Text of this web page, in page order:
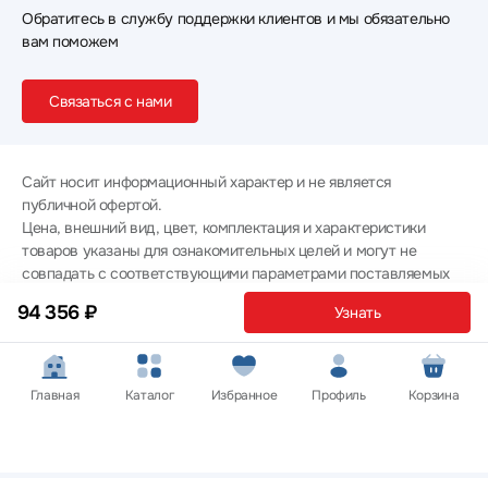
94 356 ₽ Узнать
Обратитесь в службу поддержки клиентов и мы обязательно
вам поможем
Связаться с нами
Сайт носит информационный характер и не является
публичной офертой.
Цена, внешний вид, цвет, комплектация и характеристики
товаров указаны для ознакомительных целей и могут не
совпадать с соответствующими параметрами поставляемых
товаров - уточняйте информацию у менеджера при
оформлении заказа.
Политика конфиденциальности
© 2012 — 2026 ООО «Эпл Тэк»
Главная Каталог Избранное Профиль Корзина